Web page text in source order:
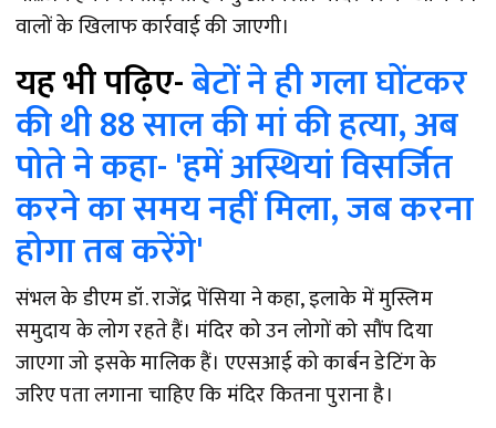
वालों के खिलाफ कार्रवाई की जाएगी।
यह भी पढ़िए-बेटों ने ही गला घोंटकर
की थी 88 साल की मां की हत्या, अब
पोते ने कहा- 'हमें अस्थियां विसर्जित
करने का समय नहीं मिला, जब करना
होगा तब करेंगे'
संभल के डीएम डॉ. राजेंद्र पेंसिया ने कहा, इलाके में मुस्लिम
समुदाय के लोग रहते हैं। मंदिर को उन लोगों को सौंप दिया
जाएगा जो इसके मालिक हैं। एएसआई को कार्बन डेटिंग के
जरिए पता लगाना चाहिए कि मंदिर कितना पुराना है।